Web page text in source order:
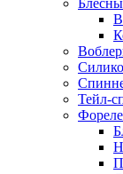
Блесны
Тейл-